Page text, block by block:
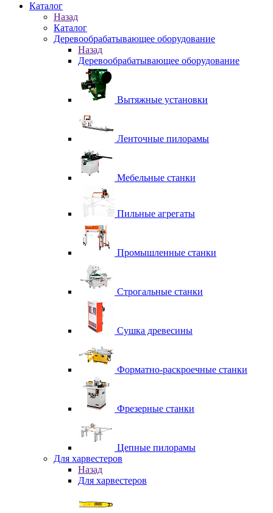
Каталог
Назад
Каталог
Деревообрабатывающее оборудование
Назад
Деревообрабатывающее оборудование
Вытяжные установки
Ленточные пилорамы
Мебельные станки
Пильные агрегаты
Промышленные станки
Строгальные станки
Сушка древесины
Форматно-раскроечные станки
Фрезерные станки
Цепные пилорамы
Для харвестеров
Назад
Для харвестеров